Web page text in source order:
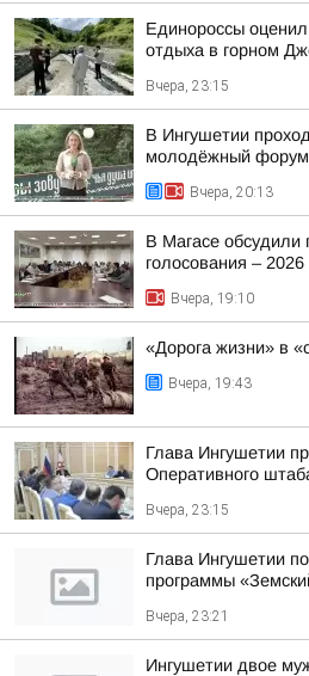
Единороссы
отдыха в горном
Вчера, 23:15
В Ингушетии
молодёжный форум
Вчера, 20:13
В Магасе обсудили
голосования – 2026
Вчера, 19:10
«Дорога жизни» в
Вчера, 19:43
Глава Ингушетии
Оперативного
Вчера, 23:15
Глава Ингушетии
программы
Вчера, 23:21
Ингушетии двое